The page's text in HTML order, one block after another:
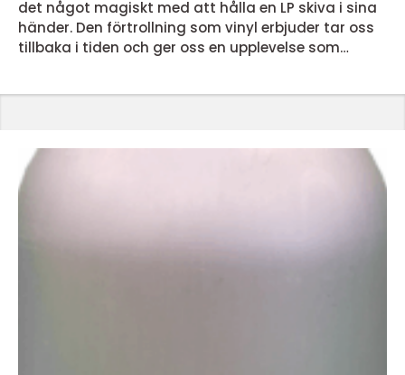
det något magiskt med att hålla en LP skiva i sina
händer. Den förtrollning som vinyl erbjuder tar oss
tillbaka i tiden och ger oss en upplevelse som